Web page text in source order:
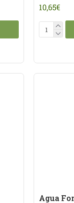
10,65€
Agua